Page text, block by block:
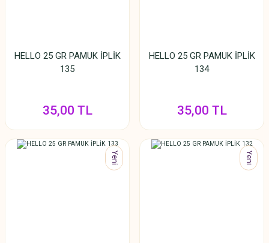
HELLO 25 GR PAMUK İPLİK
135
35,00 TL
HELLO 25 GR PAMUK İPLİK
134
35,00 TL
Yeni Yeni